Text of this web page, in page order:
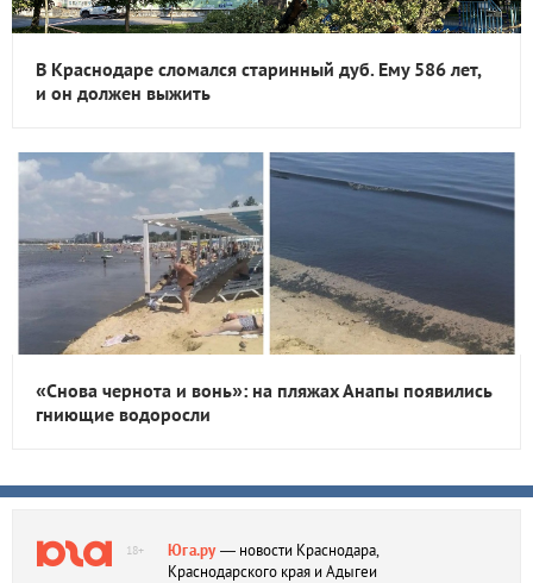
В Краснодаре сломался старинный дуб. Ему 586 лет,
и он должен выжить
«Снова чернота и вонь»: на пляжах Анапы появились
гниющие водоросли
18+ Юга.ру— новости Краснодара,
Краснодарского края и Адыгеи